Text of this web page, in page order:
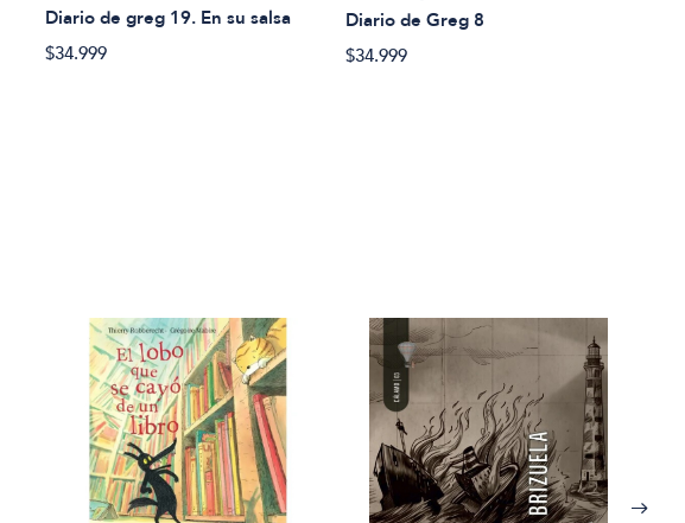
Diario de greg 19. En su salsa
$34.999
Diario de Greg 8
$34.999